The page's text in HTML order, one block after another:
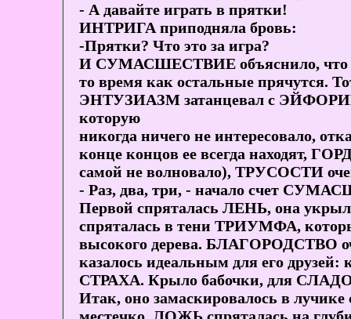
- А давайте играть в прятки!
ИНТРИГА приподняла бровь:
-Прятки? Что это за игра?
И СУМАСШЕСТВИЕ объяснило, что
то время как остальные прячутся.
ЭНТУЗИАЗМ затанцевал с
которую
никогда ничего не интересовало,
конце концов ее всегда находят,
самой не волновало), ТРУСОСТИ
- Раз, два, три, - начало счет
Первой спряталась ЛЕНЬ, она
спряталась в тени ТРИУМФА,
высокого дерева. БЛАГОРОДСТВО
казалось идеальным для его
СТРАХА. Крыло бабочки, для
Итак, оно замаскировалось в
местечко. ЛОЖЬ спряталась на